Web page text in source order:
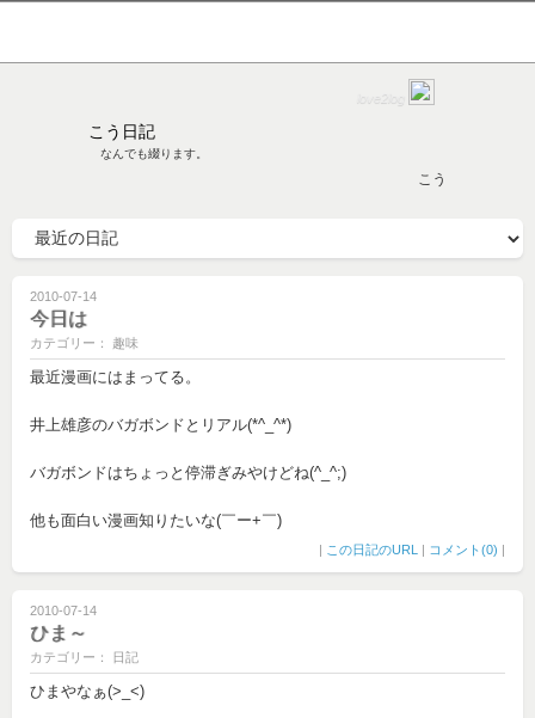
こう日記
なんでも綴ります。
こう
2010-07-14
今日は
カテゴリー： 趣味
最近漫画にはまってる。
井上雄彦のバガボンドとリアル(*^_^*)
バガボンドはちょっと停滞ぎみやけどね(^_^;)
他も面白い漫画知りたいな(￣ー+￣)
| この日記のURL | コメント(0) |
2010-07-14
ひま～
カテゴリー： 日記
ひまやなぁ(>_<)